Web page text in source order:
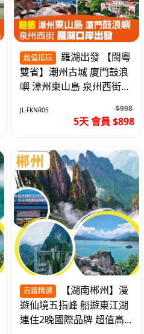
超值抵玩
雙省】潮州古城 廈門鼓浪
嶼 漳州東山島 泉州西街
超值抵玩5天
JL-FKNR05 $998
5天 會員 $898
高鐵精選
遊仙境五指峰 船遊東江湖
連住2晚國際品牌 超值高